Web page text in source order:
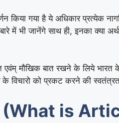
किया गया है ये अधिकार प्रत्येक
में भी जानेंगे साथ ही, इनका क्या
मौखिक बात रखने के लिये भारत के
विचारो को प्रकट करने की
(What is